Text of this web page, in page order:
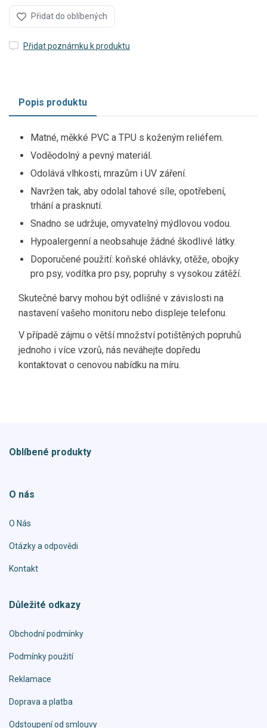
Přidat do oblíbených
Přidat poznámku k produktu
Popis produktu
Matné, měkké PVC a TPU s koženým reliéfem.
Voděodolný a pevný materiál.
Odolává vlhkosti, mrazům i UV záření.
Navržen tak, aby odolal tahové síle, opotřebení,
trhání a prasknutí.
Snadno se udržuje, omyvatelný mýdlovou vodou.
Hypoalergenní a neobsahuje žádné škodlivé látky.
Doporučené použití: koňské ohlávky, otěže, obojky
pro psy, vodítka pro psy, popruhy s vysokou zátěží.
Skutečné barvy mohou být odlišné v závislosti na
nastavení vašeho monitoru nebo displeje telefonu.
V případě zájmu o větší množství potištěných popruhů
jednoho i více vzorů, nás neváhejte dopředu
kontaktovat o cenovou nabídku na míru.
Oblíbené produkty
O nás
O Nás
Otázky a odpovědi
Kontakt
Důležité odkazy
Obchodní podmínky
Podmínky použití
Reklamace
Doprava a platba
Odstoupení od smlouvy